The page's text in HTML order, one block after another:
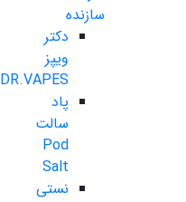
سازنده
دکتر
ویپز
DR.VAPES
پاد
سالت
Pod
Salt
نستی